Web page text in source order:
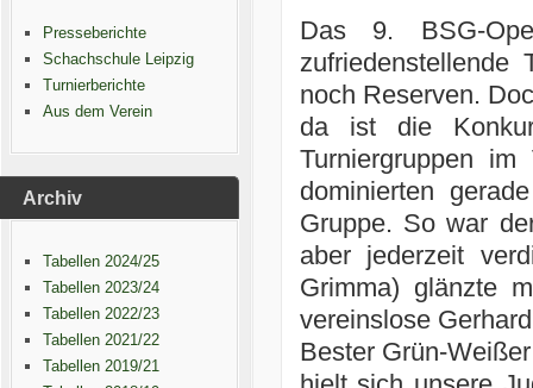
Presseberichte
Schachschule Leipzig
Turnierberichte
Aus dem Verein
Archiv
Tabellen 2024/25
Tabellen 2023/24
Tabellen 2022/23
Tabellen 2021/22
Tabellen 2019/21
Das 9. BSG-
noch Reserven.
da ist die
Turniergruppen
dominierten
Gruppe. So war
aber jederzeit
Grimma) glänzte
vereinslose
Bester Grün-